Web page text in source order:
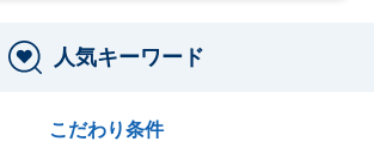
人気キーワード
こだわり条件